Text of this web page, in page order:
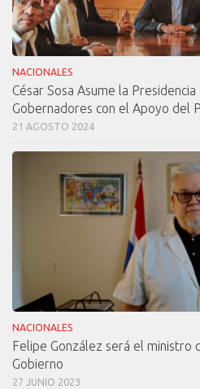
NACIONALES
César Sosa Asume la
Gobernadores con el Apoyo del
21 AGOSTO 2024
NACIONALES
Felipe González será el ministro
Gobierno
27 JUNIO 2023